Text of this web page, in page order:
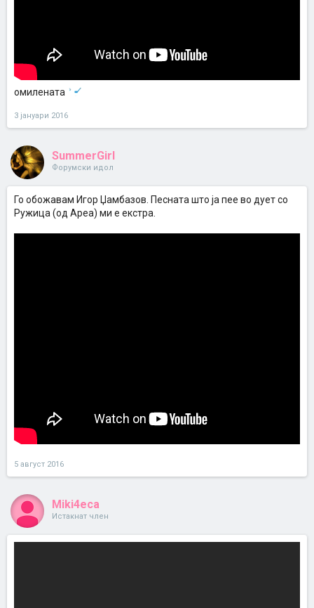
омилената
3 јануари 2016
SummerGirl
Форумски идол
Го обожавам Игор Џамбазов. Песната што ја пее во дует со
Ружица (од Ареа) ми е екстра.
5 август 2016
Miki4eca
Истакнат член